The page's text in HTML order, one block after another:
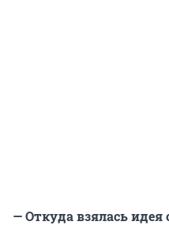
— Откуда взялась